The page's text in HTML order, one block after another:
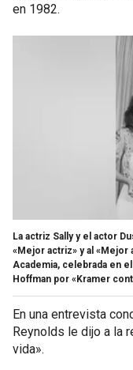
en 1982.
La actriz Sally y el actor
«Mejor actriz» y al «Mejor
Academia, celebrada en
Hoffman por «Kramer
En una entrevista
Reynolds le dijo a la
vida».